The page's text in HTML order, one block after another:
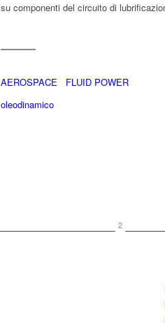
su componenti del circuito di
AEROSPACE
FLUID POWER
oleodinamico
2